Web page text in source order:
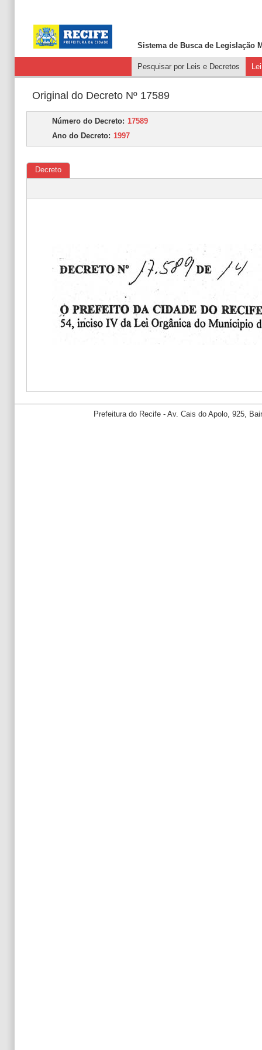
Sistema de Busca de Legislação
Pesquisar por Leis e Decretos
Original do Decreto Nº 17589
Número do Decreto: 17589
Ano do Decreto: 1997
Decreto
Prefeitura do Recife - Av. Cais do Apolo, 925,